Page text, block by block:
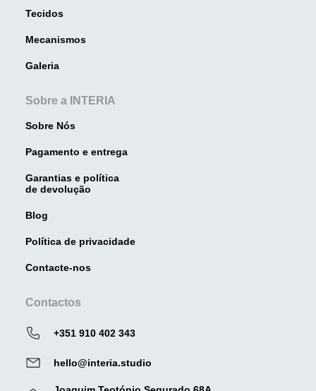
Tecidos
Mecanismos
Galeria
Sobre a INTERIA
Sobre Nós
Pagamento e entrega
Garantias e política
de devolução
Blog
Política de privacidade
Contacte-nos
Contactos
+351 910 402 343
hello@interia.studio